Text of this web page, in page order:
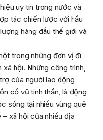
uy tín trong nước và
tác chiến lược với hầu
hàng đầu thế giới và
trong những đơn vị đi
hội. Những công trình,
của người lao động
cổ vũ tinh thần, là động
sống tại nhiều vùng quê
xã hội của nhiều địa